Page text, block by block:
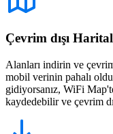
Çevrim dışı
Alanları indirin ve
mobil verinin pahalı
gidiyorsanız, WiFi
kaydedebilir ve çevrim